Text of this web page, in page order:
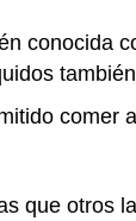
conocida
comer
que otros